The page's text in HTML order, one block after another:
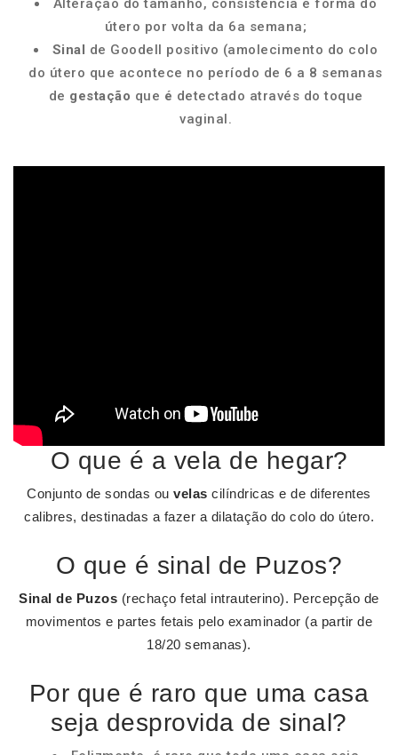
Alteração do tamanho, consistência e forma do
útero por volta da 6a semana;
Sinal de Goodell positivo (amolecimento do colo
do útero que acontece no período de 6 a 8 semanas
de gestação que é detectado através do toque
vaginal.
O que é a vela de hegar?
Conjunto de sondas ouvelas cilíndricas e de diferentes
calibres, destinadas a fazer a dilatação do colo do útero.
O que é sinal de Puzos?
Sinal de Puzos (rechaço fetal intrauterino). Percepção de
movimentos e partes fetais pelo examinador (a partir de
18/20 semanas).
Por que é raro que uma casa
seja desprovida de sinal?